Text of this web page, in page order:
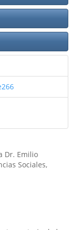
Dr. Emilio
Sociales,